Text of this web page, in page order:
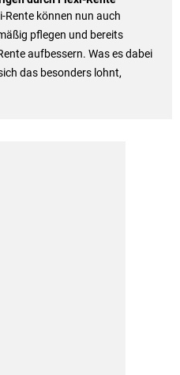
Rente können nun auch
pflegen und bereits
aufbessern. Was es dabei
das besonders lohnt,